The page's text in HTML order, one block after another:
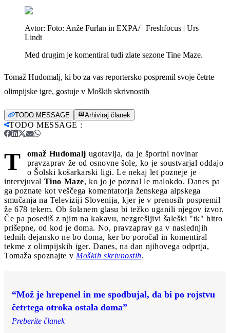
Avtor: Foto: Anže Furlan in EXPA/ | Freshfocus | Urs
Lindt
Med drugim je komentiral tudi zlate sezone Tine Maze.
Tomaž Hudomalj, ki bo za vas reportersko pospremil svoje četrte
olimpijske igre, gostuje v Moških skrivnostih
TODO MESSAGE Arhiviraj članek
TODO MESSAGE :
T omaž Hudomalj ugotavlja, da je športni novinar
pravzaprav že od osnovne šole, ko je soustvarjal oddajo
o Šolski košarkarski ligi. Le nekaj let pozneje je
intervjuval Tino Maze, ko jo je poznal le malokdo. Danes pa
ga poznate kot veščega komentatorja ženskega alpskega
smučanja na Televiziji Slovenija, kjer je v prenosih pospremil
že 678 tekem. Ob šolanem glasu bi težko uganili njegov izvor.
Če pa posediš z njim na kakavu, nezgrešljivi šaleški "tk" hitro
prišepne, od kod je doma. No, pravzaprav ga v naslednjih
tednih dejansko ne bo doma, ker bo poročal in komentiral
tekme z olimpijskih iger. Danes, na dan njihovega odprtja,
Tomaža spoznajte v Moških skrivnostih.
“Mož je hrepenel in me spodbujal, da bi po rojstvu
četrtega otroka ostala doma”
Preberite članek